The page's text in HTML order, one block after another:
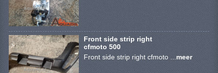
Front side strip right
cfmoto 500
Front side strip right cfmoto ... meer